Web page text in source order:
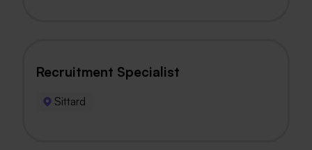
Recruitment Specialist
Sittard